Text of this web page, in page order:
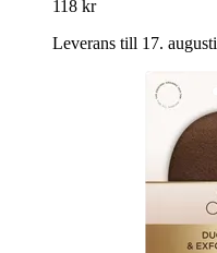
118 kr
Leverans till 17. augusti